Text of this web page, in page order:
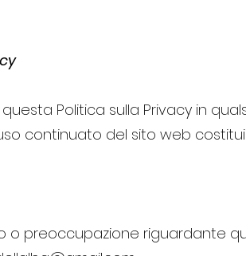
Politica sulla Privacy in
continuato del sito web
o preoccupazione riguardante